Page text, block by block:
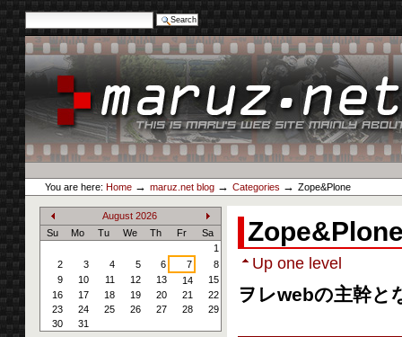
Advanced Search…
Skip
to
content.
navigation
maruz.net
Personal
tools
You are here: Home → maruz.net blog → Categories → Zope&Plone
«
August 2026
»
Su Mo Tu We Th Fr
Sa
1
2
3 4 5 6 7
8
9
10 11 12 13 14
15
16
17 18 19 20 21
22
23
24 25 26 27 28
29
30
31
Up one level
ヲレwebの主幹と